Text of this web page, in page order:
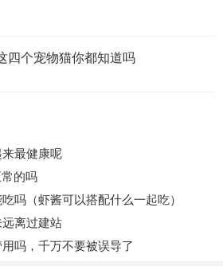
四个宠物猫你都知道吗
最健康呢
的吗
吗（虾酱可以搭配什么一起吃）
离过建站
吗，千万不要被误导了